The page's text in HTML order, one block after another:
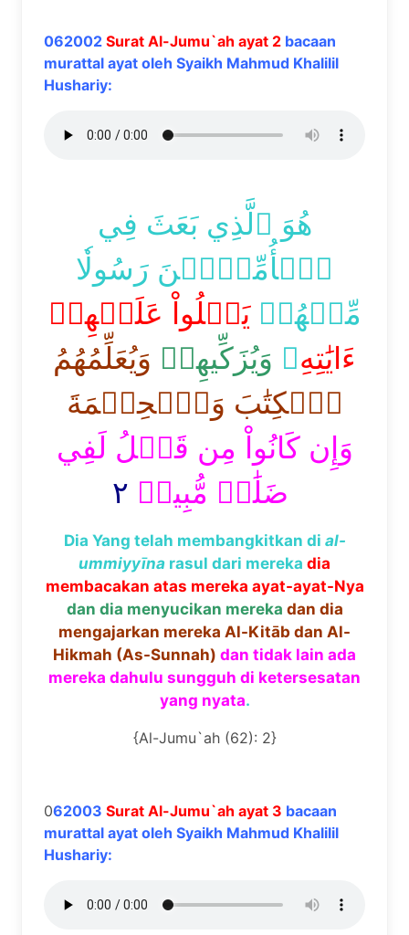
062002 Surat Al-Jumu`ah ayat 2 bacaan
murattal ayat oleh Syaikh Mahmud Khalilil
Hushariy:
هُوَ ٱلَّذِي بَعَثَ فِي
ٱلۡأُمِّيِّ‍ۧنَ رَسُولٗا
مِّنۡهُمۡيَتۡلُواْ عَلَيۡهِمۡ
ءَايَٰتِهِۦ وَيُزَكِّيهِمۡ وَيُعَلِّمُهُمُ
ٱلۡكِتَٰبَ وَٱلۡحِكۡمَةَ
وَإِن كَانُواْ مِن قَبۡلُ لَفِي
ضَلَٰلٖ مُّبِينٖ ٢
Dia Yang telah membangkitkan di al-
ummiyyīna rasul dari mereka dia
membacakan atas mereka ayat-ayat-Nya
dan dia menyucikan mereka dan dia
mengajarkan mereka Al-Kitāb dan Al-
Hikmah (As-Sunnah) dan tidak lain ada
mereka dahulu sungguh di ketersesatan
yang nyata.
{Al-Jumu`ah (62): 2}
062003 Surat Al-Jumu`ah ayat 3 bacaan
murattal ayat oleh Syaikh Mahmud Khalilil
Hushariy: